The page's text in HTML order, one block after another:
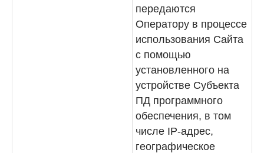
передаются
Оператору в процессе
использования Сайта
с помощью
установленного на
устройстве Субъекта
ПД программного
обеспечения, в том
числе IP-адрес,
географическое